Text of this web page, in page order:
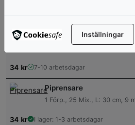
Piprensare
34 kr 7-10 arbetsdagar
Piprensare
1 Förp., 25 Mix., L: 30 cm, 9
34 kr I lager: 1-3 arbetsdagar
Inställningar